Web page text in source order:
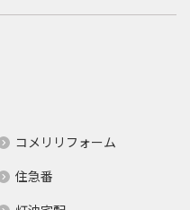
コメリリフォーム
住急番